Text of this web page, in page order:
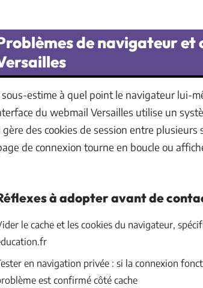
de navigateur et
sous-estime à quel point le navigateur lui-
du webmail Versailles utilise un
des cookies de session entre
de connexion tourne en boucle ou
à adopter avant de
le cache et les cookies du navigateur,
en navigation privée : si la connexion
est confirmé côté cache